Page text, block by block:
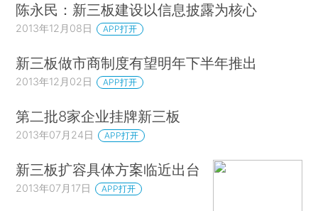
陈永民：新三板建设以信息披露为核心
2013年12月08日 APP打开
新三板做市商制度有望明年下半年推出
2013年12月02日 APP打开
第二批8家企业挂牌新三板
2013年07月24日 APP打开
新三板扩容具体方案临近出台
2013年07月17日 APP打开